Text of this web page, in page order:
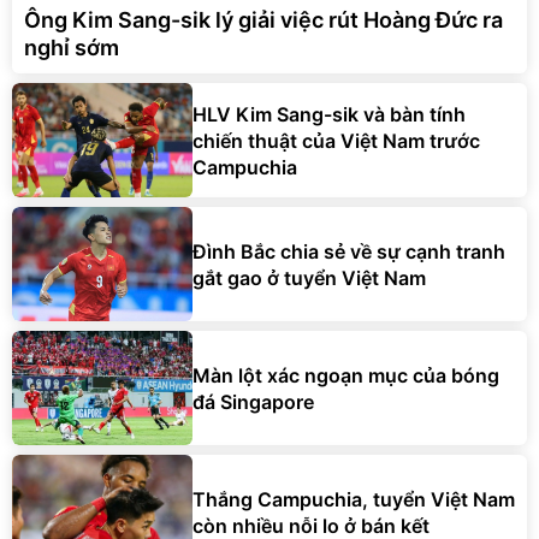
Ông Kim Sang-sik lý giải việc rút Hoàng Đức ra
nghỉ sớm
HLV Kim Sang-sik và bàn tính
chiến thuật của Việt Nam trước
Campuchia
Đình Bắc chia sẻ về sự cạnh tranh
gắt gao ở tuyển Việt Nam
Màn lột xác ngoạn mục của bóng
đá Singapore
Thắng Campuchia, tuyển Việt Nam
còn nhiều nỗi lo ở bán kết